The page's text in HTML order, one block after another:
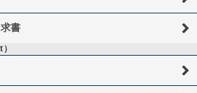
書